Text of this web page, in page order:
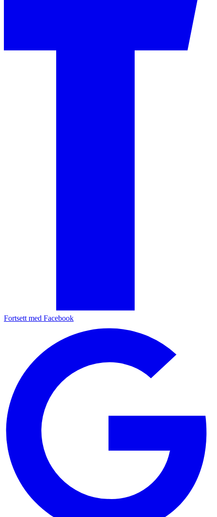
Fortsett med Facebook